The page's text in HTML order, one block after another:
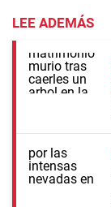
LEE ADEMÁS